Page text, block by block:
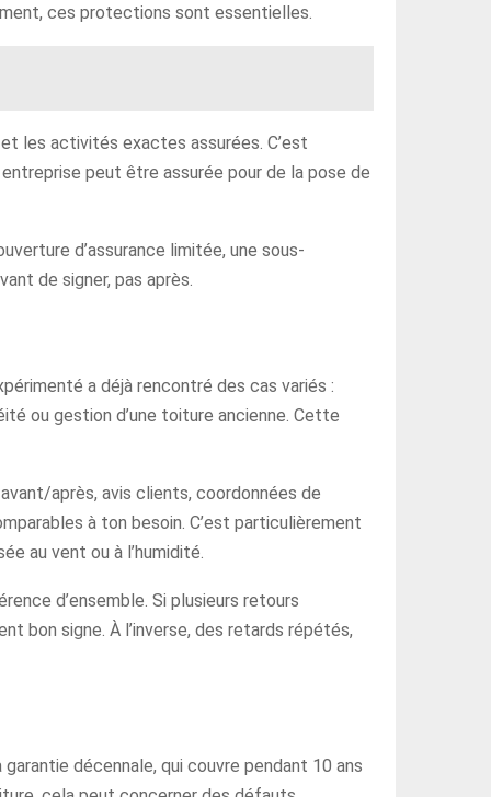
ces protections sont essentielles.
les activités exactes assurées. C’est
peut être assurée pour de la pose de
d’assurance limitée, une sous-
de signer, pas après.
a déjà rencontré des cas variés :
ou gestion d’une toiture ancienne. Cette
après, avis clients, coordonnées de
à ton besoin. C’est particulièrement
au vent ou à l’humidité.
d’ensemble. Si plusieurs retours
bon signe. À l’inverse, des retards répétés,
décennale, qui couvre pendant 10 ans